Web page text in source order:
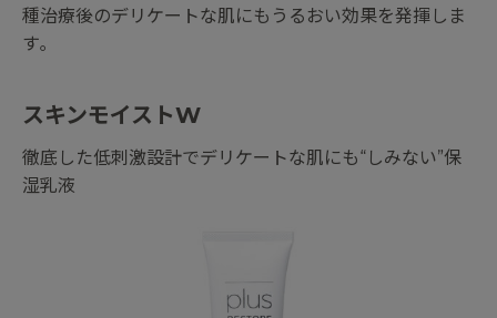
種治療後のデリケートな肌にもうるおい効果を発揮しま
す｡
スキンモイストW
徹底した低刺激設計でデリケートな肌にも“しみない”保
湿乳液